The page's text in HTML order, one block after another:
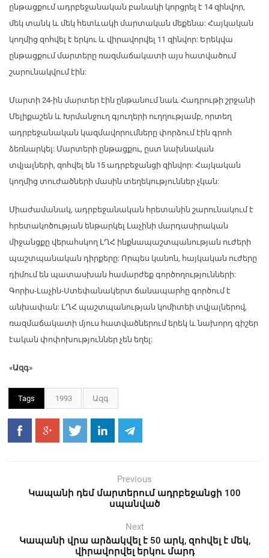
ընթացքում ադրբեջանական բանակի կորցրել է 14 զինվոր,
մեկ տանկ և մեկ հետևակի մարտական մեքենա: Հայկական
կողմից զոհվել է երկու և վիրավորվել 11 զինվոր: Երեկվա
ընթացքում մարտերը ռազմաճակատի այս հատվածում
շարունակվում էին:
Մարտի 24-ին մարտեր էին ընթանում նաև Հադրութի շրջանի
Մելիքաշեն և Խրմանջուղ գյուղերի ուղղությամբ, որտեղ
ադրբեջանական կազմավորումները փորձում էին գրոհ
ձեռնարկել: Մարտերի ընթացքու, ըստ նախնական
տվյալների, զոհվել են 15 ադրբեջանցի զինվոր: Հայկական
կողմից տուժածների մասին տեղեկություններ չկան:
Միաժամանակ, ադրբեջանական հրետանին շարունակում է
հրետակոծության ենթարկել Լաչինի մարդասիրական
միջանցքը վերահսկող ԼՂՀ ինքնապաշտպանության ուժերի
պաշտպանական դիրքերը: Որպես կանոն, հայկական ուժերը
դիմում են պատասխան համարժեք գործողությունների:
Գորիս-Լաչին-Ստեփանակերտ ճանապարհը գործում է
անխափան: ԼՂՀ պաշտպանության կոմիտեի տվյալներով,
ռազմաճակատի մյուս հատվածներում երեկ և նախորդ գիշեր
էական փոփոխություններ չեն եղել:
«Ազգ»
Tags 1993 Ազգ
Previous
Կապանի դեմ մարտերում ադրբեջանցի 100
սպանված
Next
Կապանի վրա արձակվել է 50 արկ, զոհվել է մեկ,
վիրավորվել երկու մարդ